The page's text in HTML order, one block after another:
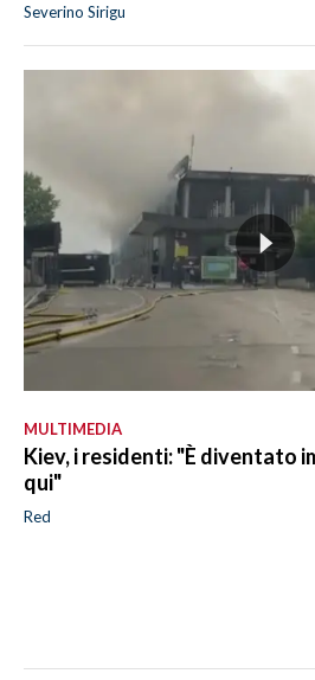
Severino Sirigu
MULTIMEDIA
Kiev, i residenti: "È diventato
qui"
Red